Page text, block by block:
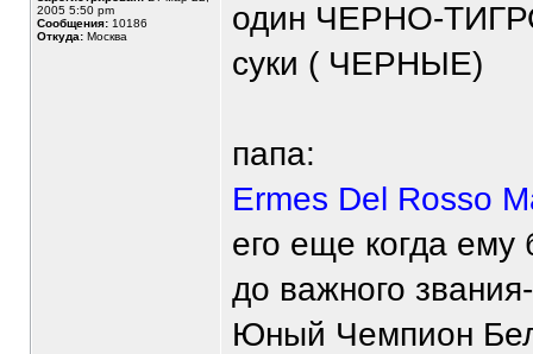
2005 5:50 pm
Сообщения: 10186
Откуда: Москва
один ЧЕРНО-
суки ( ЧЕРНЫЕ)
папа:
Ermes Del Rosso
его еще когда
до важного
Юный Чемпион